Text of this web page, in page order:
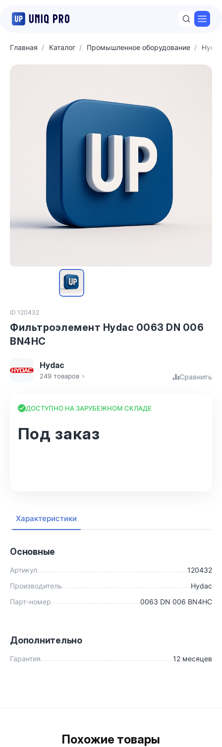
Главная Каталог Промышленное оборудование
ID 120432
Фильтроэлемент Hydac 0063 DN 006
BN4HC
Hydac
249 товаров Сравнить
ДОСТУПНО НА ЗАРУБЕЖНОМ СКЛАДЕ
Под заказ
Характеристики
Основные
Артикул
120432
Производитель
Hydac
Парт-номер
0063 DN 006 BN4HC
Дополнительно
Гарантия 12 месяцев
Похожие товары